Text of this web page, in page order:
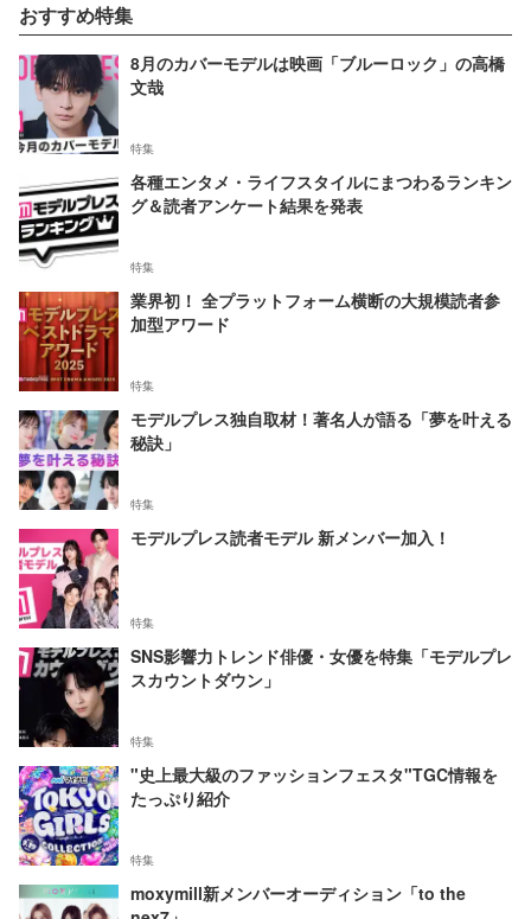
おすすめ特集
8月のカバーモデルは映画「ブルーロック」の高橋
文哉
特集
各種エンタメ・ライフスタイルにまつわるランキン
グ＆読者アンケート結果を発表
特集
業界初！ 全プラットフォーム横断の大規模読者参
加型アワード
特集
モデルプレス独自取材！著名人が語る「夢を叶える
秘訣」
特集
モデルプレス読者モデル 新メンバー加入！
特集
SNS影響力トレンド俳優・女優を特集「モデルプレ
スカウントダウン」
特集
"史上最大級のファッションフェスタ"TGC情報を
たっぷり紹介
特集
moxymill新メンバーオーディション「to the